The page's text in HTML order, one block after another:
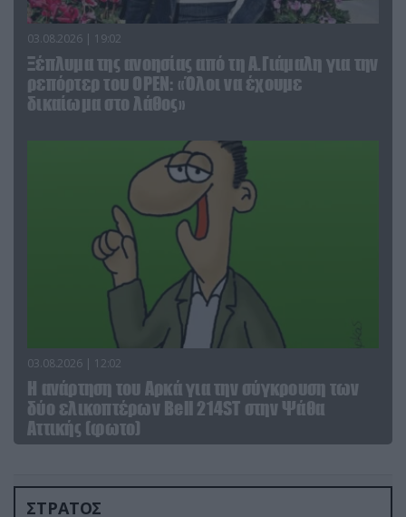
03.08.2026 | 19:02
Ξέπλυμα της ανοησίας από τη Α.Γιάμαλη για την
ρεπόρτερ του ΟΡΕΝ: «Όλοι να έχουμε
δικαίωμα στο λάθος»
03.08.2026 | 12:02
Η ανάρτηση του Αρκά για την σύγκρουση των
δύο ελικοπτέρων Bell 214ST στην Ψάθα
Αττικής (φωτο)
ΣΤΡΑΤΟΣ